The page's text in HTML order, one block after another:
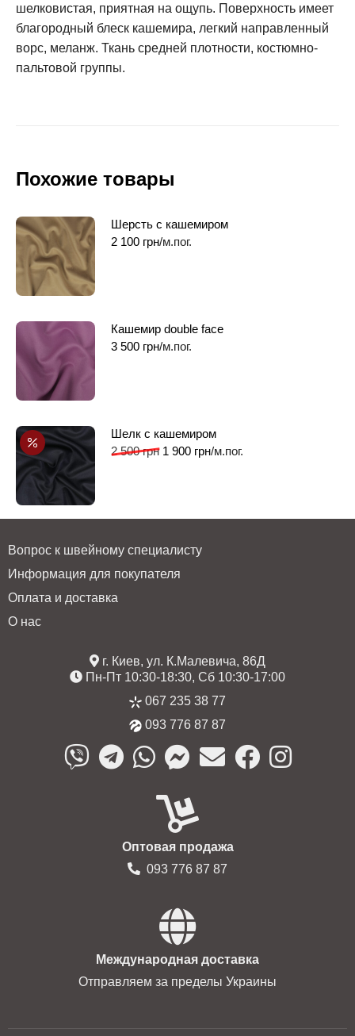
шелковистая, приятная на ощупь. Поверхность имеет
благородный блеск кашемира, легкий направленный
ворс, меланж. Ткань средней плотности, костюмно-
пальтовой группы.
Похожие товары
Шерсть с кашемиром
2 100 грн/м.пог.
Кашемир double face
3 500 грн/м.пог.
Шелк с кашемиром
2 500грн 1 900 грн/м.пог.
Вопрос к швейному специалисту
Информация для покупателя
Оплата и доставка
О нас
г. Киев, ул. К.Малевича, 86Д
Пн-Пт 10:30-18:30, Сб 10:30-17:00
067 235 38 77
093 776 87 87
Оптовая продажа
093 776 87 87
Международная доставка
Отправляем за пределы Украины